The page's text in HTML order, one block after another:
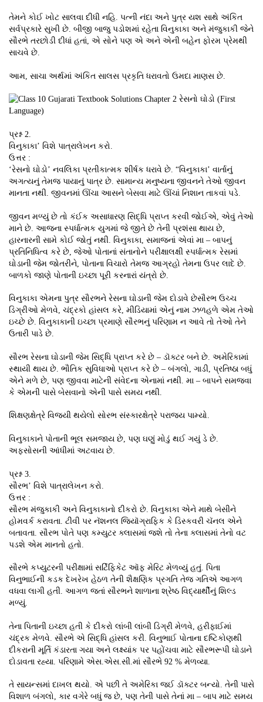
તેમને કોઈ ખોટ સાલવા દીધી નહિ. પત્ની નંદા અને પુત્ર યશ સાથે અંકિત
સર્વપ્રકારે સુખી છે. બીજી બાજુ પડોશમાં રહેતા વિનુકાકા અને મંજુકાકી જેને
સૌરભે તરછોડી દીધાં હતાં, એ સોને પણ એ અને એની બહેન ફોરમ પ્રેમથી
સાચવે છે.
આમ, સાચા અર્થમાં અંકિત સાલસ પ્રકૃતિ ધરાવતો ઉમદા માણસ છે.
પ્રશ્ન 2.
વિનુકાકા’ વિશે પાત્રાલેખન કરો.
ઉત્તર :
‘રેસનો ઘોડો’ નવલિકા પ્રતીકાત્મક શીર્ષક ધરાવે છે. “વિનુકાકા’ વાર્તાનું
અગત્યનું તેમજ પાયાનું પાત્ર છે. સામાન્ય મનુષ્યના જીવનને તેઓ જીવન
માનતા નથી. જીવનમાં ઊંચા આસને બેસવા માટે ઊંચાં નિશાન તાકવાં પડે.
જીવન મળ્યું છે તો કંઈક અસાધારણ સિદ્ધિ પ્રાપ્ત કરવી જોઈએ, એવું તેઓ
માને છે. આજના સ્પર્ધાત્મક યુગમાં જે જીતે છે તેની પ્રશંસા થાય છે,
હારનારની સામે કોઈ જોતું નથી. વિનુકાકા, સમાજનાં એવાં મા – બાપનું
પ્રતિનિધિત્વ કરે છે, જેઓ પોતાનાં સંતાનોને પરીક્ષાલક્ષી સ્પર્ધાત્મક રેસમાં
ઘોડાની જેમ જોતરીને, પોતાના વિચારો તેમજ આગ્રહો તેમના ઉપર લાદે છે.
બાળકો જાણે પોતાની ઇચ્છા પૂરી કરનારાં યંત્રો છે.
વિનુકાકા એમના પુત્ર સૌરભને રેસના ઘોડાની જેમ દોડાવે છેસૌરભ ઉચ્ચ
ડિગ્રીઓ મેળવે, ચંદ્રકો હાંસલ કરે, મીડિયામાં એનું નામ ઝળહળે એમ તેઓ
ઇચ્છે છે. વિનુકાકાની ઇચ્છા પ્રમાણે સૌરભનું પરિણામ ન આવે તો તેઓ તેને
ઉતારી પાડે છે.
સૌરભ રેસના ઘોડાની જેમ સિદ્ધિ પ્રાપ્ત કરે છે – ડૉક્ટર બને છે. અમેરિકામાં
સ્થાયી થાય છે. ભૌતિક સુવિધાઓ પ્રાપ્ત કરે છે – બંગલો, ગાડી, પ્રતિષ્ઠા બધું
એને મળે છે, પણ જીવવા માટેની સંવેદના એનામાં નથી. મા – બાપને સમજવા
કે એમની પાસે બેસવાનો એની પાસે સમય નથી.
શિક્ષણક્ષેત્રે વિજયી થયેલો સોરભ સંસ્કારક્ષેત્રે પરાજય પામ્યો.
વિનુકાકાને પોતાની ભૂલ સમજાય છે, પણ ઘણું મોડું થઈ ગયું ડે છે.
અફસોસની આંધીમાં અટવાય છે.
પ્રશ્ન 3.
સૌરભ’ વિશે પાત્રાલેખન કરો.
ઉત્તર :
સૌરભ મંજુકાકી અને વિનુકાકાનો દીકરો છે. વિનુકાકા એને માથે બેસીને
હોમવર્ક કરાવતા. ટીવી પર નૅશનલ જિયૉગ્રાફિક કે ડિસ્કવરી ચૅનલ એને
બતાવતા. સૌરભ પોતે પણ કમ્યુટર ક્લાસમાં જશે તો તેના ક્લાસમાં તેનો વટ
પડશે એમ માનતો હતો.
સૌરભે કપ્યુટરની પરીક્ષામાં સર્ટિફિકેટ ઑફ મેરિટ મેળવ્યું હતું. પિતા
વિનુભાઈની કડક દેખરેખ હેઠળ તેની શૈક્ષણિક પ્રગતિ તેજ ગતિએ આગળ
વધવા લાગી હતી. આગળ જતાં સૌરભને શાળાના શ્રેષ્ઠ વિદ્યાર્થીનું શિલ્ડ
મળ્યું.
તેના પિતાની ઇચ્છા હતી કે દીકરો લાંબી લાંબી ડિગ્રી મેળવે, હરીફાઈમાં
ચંદ્રક મેળવે. સૌરભે એ સિદ્ધિ હાંસલ કરી. વિનુભાઈ પોતાના દષ્ટિકોણથી
દીકરાની મૂર્તિ કંડારતા ગયા અને લક્ષ્યાંક પર પહોંચવા માટે સૌરભરૂપી ઘોડાને
દોડાવતા રહ્યા. પરિણામે એસ.એસ.સી.માં સૌરભે 92 % મેળવ્યા.
તે સાયન્સમાં દાખલ થયો. એ પછી તે અમેરિકા જઈ ડૉક્ટર બન્યો. તેની પાસે
વિશાળ બંગલો, કાર વગેરે બધું જ છે, પણ તેની પાસે તેનાં મા – બાપ માટે સમય